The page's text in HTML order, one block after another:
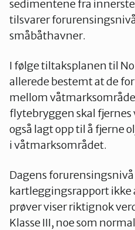
sedimentene fra
tilsvarer
småbåthavner.
I følge tiltaksplanen til
allerede bestemt at de
mellom
flytebryggen skal fjernes
også lagt opp til å fjerne
i våtmarksområdet.
Dagens
kartleggingsrapport ikke
prøver viser riktignok
Klasse III, noe som